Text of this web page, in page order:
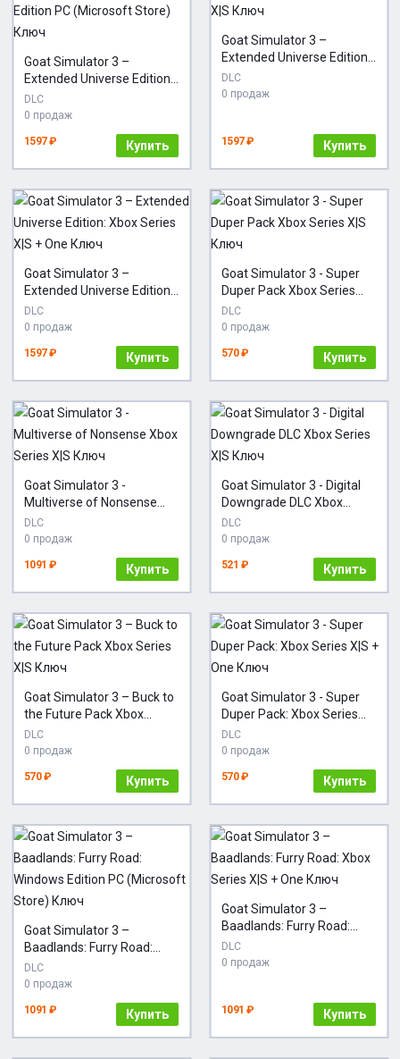
Goat Simulator 3 –
Extended Universe Edition:
Windows Edition PC
(Microsoft Store) Ключ
DLC
0 продаж
1597 ₽ Купить
Goat Simulator 3 –
Extended Universe Edition
Xbox Series X|S Ключ
DLC
0 продаж
1597 ₽ Купить
Goat Simulator 3 –
Extended Universe Edition:
Xbox Series X|S + One
Ключ
DLC
0 продаж
1597 ₽ Купить
Goat Simulator 3 - Super
Duper Pack Xbox Series
X|S Ключ
DLC
0 продаж
570 ₽ Купить
Goat Simulator 3 -
Multiverse of Nonsense
Xbox Series X|S Ключ
DLC
0 продаж
1091 ₽ Купить
Goat Simulator 3 - Digital
Downgrade DLC Xbox
Series X|S Ключ
DLC
0 продаж
521 ₽ Купить
Goat Simulator 3 – Buck to
the Future Pack Xbox
Series X|S Ключ
DLC
0 продаж
570 ₽ Купить
Goat Simulator 3 - Super
Duper Pack: Xbox Series
X|S + One Ключ
DLC
0 продаж
570 ₽ Купить
Goat Simulator 3 –
Baadlands: Furry Road:
Windows Edition PC
(Microsoft Store) Ключ
DLC
0 продаж
1091 ₽ Купить
Goat Simulator 3 –
Baadlands: Furry Road:
Xbox Series X|S + One
Ключ
DLC
0 продаж
1091 ₽ Купить